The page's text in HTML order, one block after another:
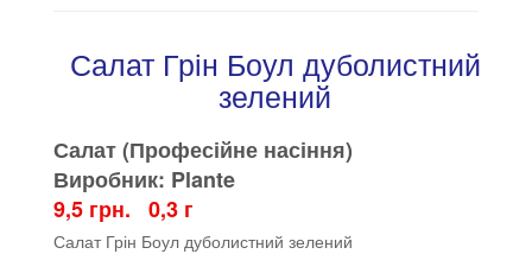
Салат Грін Боул дуболистний
зелений
Салат (Професійне насіння)
Виробник: Plante
9,5 грн. 0,3 г
Салат Грін Боул дуболистний зелений